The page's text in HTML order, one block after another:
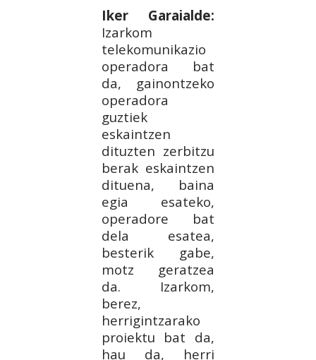
Iker Garaialde:
Izarkom
telekomunikazio
operadora bat
da, gainontzeko
operadora
guztiek
eskaintzen
dituzten zerbitzu
berak eskaintzen
dituena, baina
egia esateko,
operadore bat
dela esatea,
besterik gabe,
motz geratzea
da. Izarkom,
berez,
herrigintzarako
proiektu bat da,
hau da, herri